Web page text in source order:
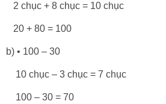
2 chục + 8 chục = 10 chục
20 + 80 = 100
b) • 100 – 30
10 chục – 3 chục = 7 chục
100 – 30 = 70